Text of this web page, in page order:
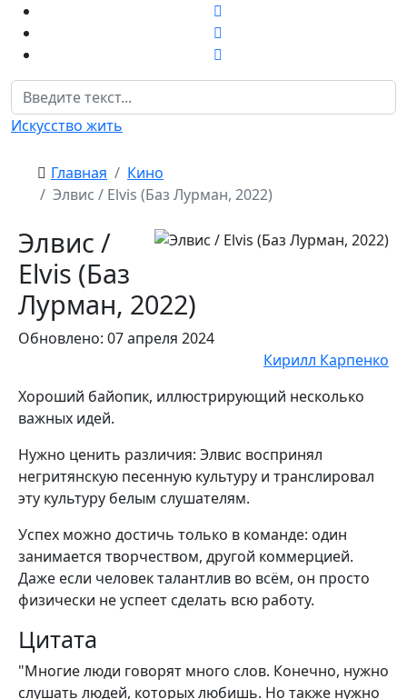
Искусство жить
Главная
Кино
Элвис / Elvis (Баз Лурман, 2022)
Элвис /
Elvis (Баз
Лурман, 2022)
Обновлено: 07 апреля 2024
Кирилл Карпенко
Хороший байопик, иллюстрирующий несколько
важных идей.
Нужно ценить различия: Элвис воспринял
негритянскую песенную культуру и транслировал
эту культуру белым слушателям.
Успех можно достичь только в команде: один
занимается творчеством, другой коммерцией.
Даже если человек талантлив во всём, он просто
физически не успеет сделать всю работу.
Цитата
"Многие люди говорят много слов. Конечно, нужно
слушать людей, которых любишь. Но также нужно